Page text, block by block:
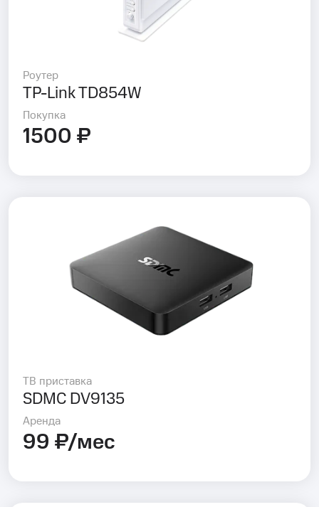
Роутер
TP-Link TD854W
Покупка
1500 ₽
ТВ приставка
SDMC DV9135
Аренда
99 ₽/мес